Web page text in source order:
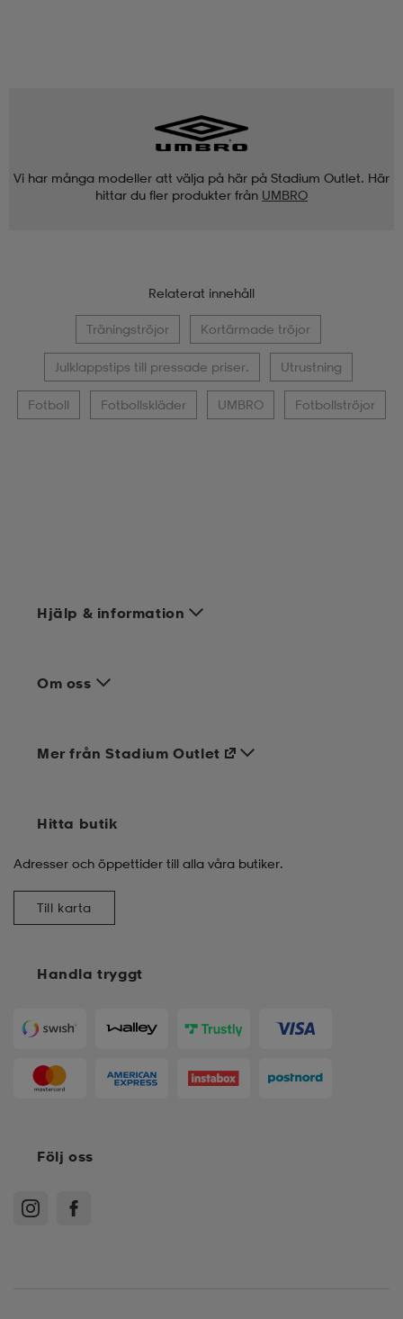
Vi har många modeller att välja på här på Stadium Outlet. Här
hittar du fler produkter från UMBRO
Relaterat innehåll
Träningströjor Kortärmade tröjor
Julklappstips till pressade priser. Utrustning
Fotboll Fotbollskläder UMBRO Fotbollströjor
Hjälp & information
Om oss
Handla tryggt
Mer från Stadium Outlet
Hitta butik
Adresser och öppettider till alla våra butiker.
Till karta
Följ oss